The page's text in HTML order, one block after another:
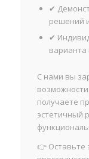
✔
решений
✔
С нами вы
получаете
эстетичный
👉 Оставьте